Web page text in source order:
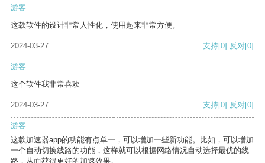
游客
这款软件的设计非常人性化，使用起来非常方便。
2024-03-27 支持[0] 反对[0]
游客
这个软件我非常喜欢
2024-03-27 支持[0] 反对[0]
游客
这款加速器app的功能有点单一，可以增加一些新功能。比如，可以增加
一个自动切换线路的功能，这样就可以根据网络情况自动选择最优的线
路，从而获得更好的加速效果。